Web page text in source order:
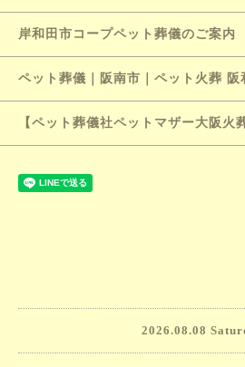
岸和田市コープペット葬儀のご案内
ペット葬儀｜阪南市｜ペット火葬 阪
【ペット葬儀社ペットマザー大阪火
2026.08.08